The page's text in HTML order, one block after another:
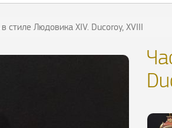
стиле Людовика XIV. Ducoroy, XVIII